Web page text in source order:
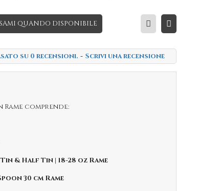
su 0 recensioni. - Scrivi una recensione
QUANDO DISPONIBILE
comprende:
& Half Tin | 18-28 oz Rame
30 cm Rame